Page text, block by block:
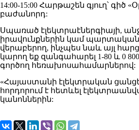
14:00-15:00 Հարթաշեն գյուղ՝ գիծ
բաժանորդ:
Սպառած էլեկտրաէներգիայի,
իրավունքներին կամ
վերաբերող, ինչպես նաև այլ
կարող եք զանգահարել 1-80 և 0
գործող հեռախոսահամարներով:
«Հայաստանի էլեկտրական
հորդորում է հետևել
կանոններին: